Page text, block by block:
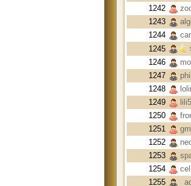
1242
1243
1244
1245
1246
1247
1248
1249
1250
1251
1252
1253
1254
1255